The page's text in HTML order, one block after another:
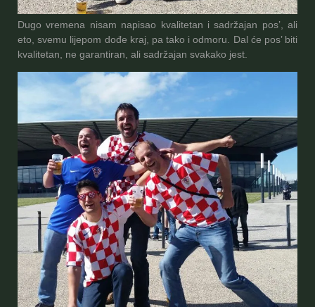
Dugo vremena nisam napisao kvalitetan i sadržajan pos’, ali
eto, svemu lijepom dođe kraj, pa tako i odmoru. Dal će pos’ biti
kvalitetan, ne garantiran, ali sadržajan svakako jest.